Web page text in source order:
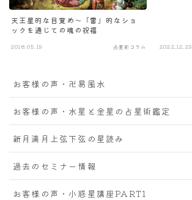
天王星的な目覚め～「雷」的なショ
ックを通じての魂の祝福
2018.05.13 占星術コラム 2022.12.23
お客様の声・卍易風水
お客様の声・水星と金星の占星術鑑定
新月満月上弦下弦の星読み
過去のセミナー情報
お客様の声・小惑星講座PART1